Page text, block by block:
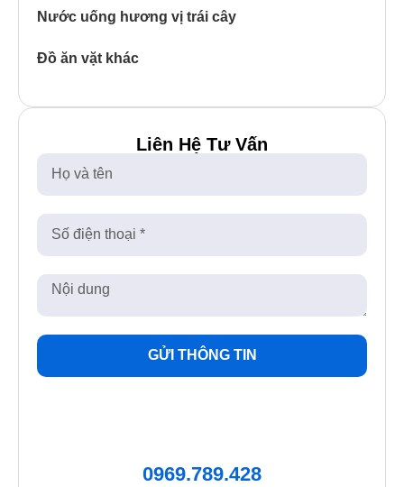
Nước uống hương vị trái cây
Đồ ăn vặt khác
Liên Hệ Tư Vấn
GỬI THÔNG TIN
0969.789.428